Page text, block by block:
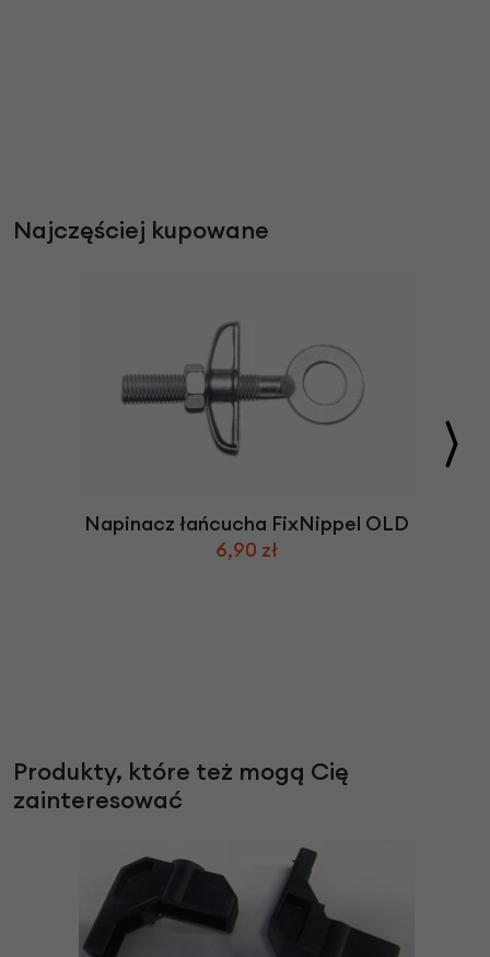
Najczęściej kupowane
Napinacz łańcucha FixNippel OLD
6,90 zł
Produkty, które też mogą Cię
zainteresować